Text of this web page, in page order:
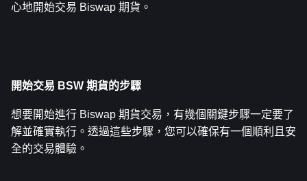
心地開始交易 Biswap 期貨。
開始交易 BSW 期貨的步驟
想要開始進行 Biswap 期貨交易，有幾個關鍵步驟一定要了
解並確實執行。透過這些步驟，您可以確保有一個順利且安
全的交易體驗。